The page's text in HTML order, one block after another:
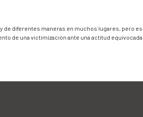
de diferentes maneras en muchos lugares, pero es
de una victimización ante una actitud equivocada